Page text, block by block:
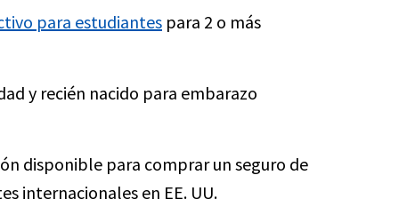
para estudiantes para 2 o más
y recién nacido para embarazo
disponible para comprar un seguro de
internacionales en EE. UU.